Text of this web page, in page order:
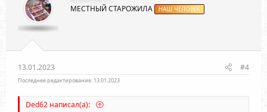
МЕСТНЫЙ СТАРОЖИЛА НАШ ЧЕЛОВЕК
13.01.2023 #4
Последнее редактирование: 13.01.2023
Ded62 написал(а):